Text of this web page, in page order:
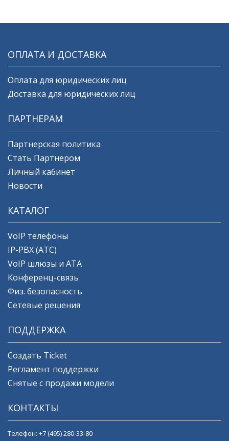
ОПЛАТА И ДОСТАВКА
Оплата для юридических лиц
Доставка для юридических лиц
ПАРТНЕРАМ
Партнерская политика
Стать Партнером
Личный кабинет
Новости
КАТАЛОГ
VoIP телефоны
IP-PBX (АТС)
VoIP шлюзы и ATA
Конференц-связь
Физ. безопасность
Сетевые решения
ПОДДЕРЖКА
Создать Ticket
Регламент поддержки
Снятые с продажи модели
КОНТАКТЫ
Телефон: +7 (495) 280-33-80